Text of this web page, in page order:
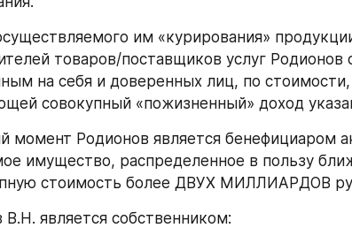
товаров/поставщиков услуг
на себя и доверенных лиц, по
совокупный «пожизненный» доход
имущество, распределенное в пользу
стоимость более ДВУХ МИЛЛИАРДОВ
В.Н. является собственником: